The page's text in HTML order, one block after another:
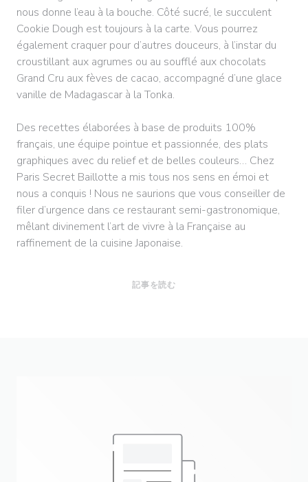
nous donne l’eau à la bouche. Côté sucré, le succulent
Cookie Dough est toujours à la carte. Vous pourrez
également craquer pour d’autres douceurs, à l’instar du
croustillant aux agrumes ou au soufflé aux chocolats
Grand Cru aux fèves de cacao, accompagné d’une glace
vanille de Madagascar à la Tonka.
Des recettes élaborées à base de produits 100%
français, une équipe pointue et passionnée, des plats
graphiques avec du relief et de belles couleurs… Chez
Paris Secret Baillotte a mis tous nos sens en émoi et
nous a conquis ! Nous ne saurions que vous conseiller de
filer d’urgence dans ce restaurant semi-gastronomique,
mêlant divinement l’art de vivre à la Française au
raffinement de la cuisine Japonaise.
記事を読む